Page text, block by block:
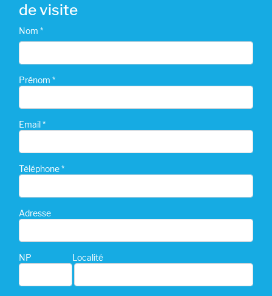
de visite
Nom *
Prénom *
Email *
Téléphone *
Adresse
NP Localité